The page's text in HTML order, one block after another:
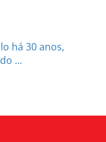
há 30 anos,
...